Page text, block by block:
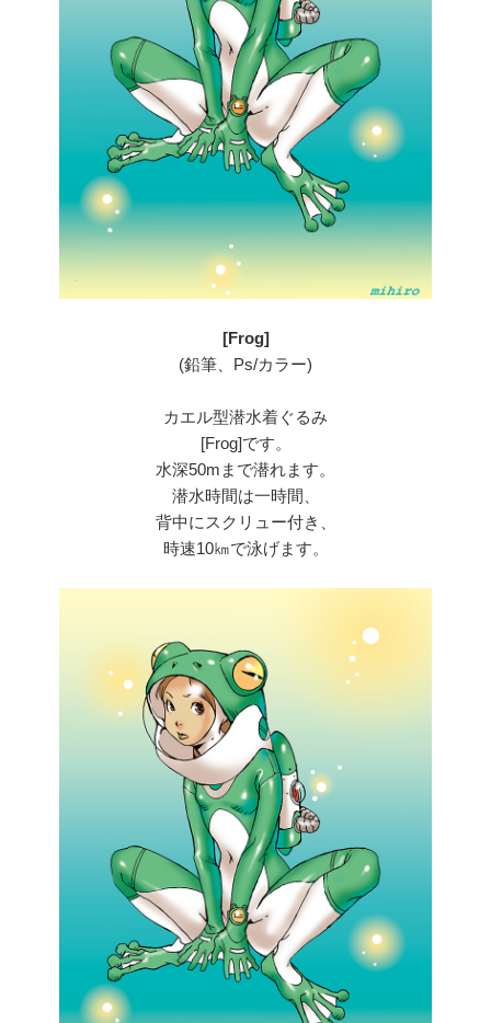
[Frog]
(鉛筆、Ps/カラー)
カエル型潜水着ぐるみ
[Frog]です。
水深50mまで潜れます。
潜水時間は一時間、
背中にスクリュー付き、
時速10㎞で泳げます。